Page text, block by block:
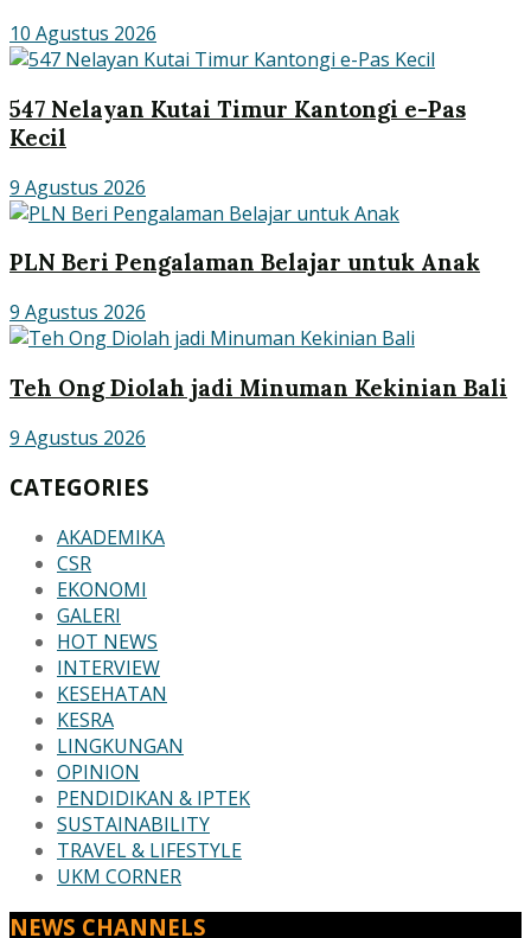
10 Agustus 2026
547 Nelayan Kutai Timur Kantongi e-Pas
Kecil
9 Agustus 2026
PLN Beri Pengalaman Belajar untuk Anak
9 Agustus 2026
Teh Ong Diolah jadi Minuman Kekinian Bali
9 Agustus 2026
CATEGORIES
AKADEMIKA
CSR
EKONOMI
GALERI
HOT NEWS
INTERVIEW
KESEHATAN
KESRA
LINGKUNGAN
OPINION
PENDIDIKAN & IPTEK
SUSTAINABILITY
TRAVEL & LIFESTYLE
UKM CORNER
NEWS CHANNELS